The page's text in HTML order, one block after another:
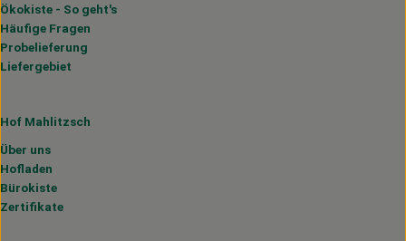
Ökokiste - So geht's
Häufige Fragen
Probelieferung
Liefergebiet
Hof Mahlitzsch
Über uns
Hofladen
Bürokiste
Zertifikate